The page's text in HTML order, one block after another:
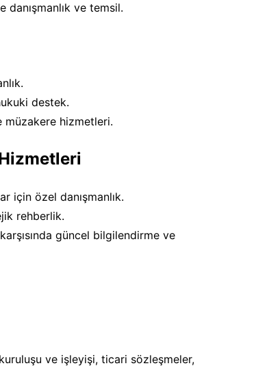
danışmanlık ve temsil.
destek.
müzakere hizmetleri.
için özel danışmanlık.
rehberlik.
güncel bilgilendirme ve
ve işleyişi, ticari sözleşmeler,